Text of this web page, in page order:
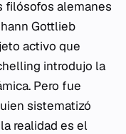
filósofos alemanes
Gottlieb
activo que
introdujo la
Pero fue
sistematizó
realidad es el